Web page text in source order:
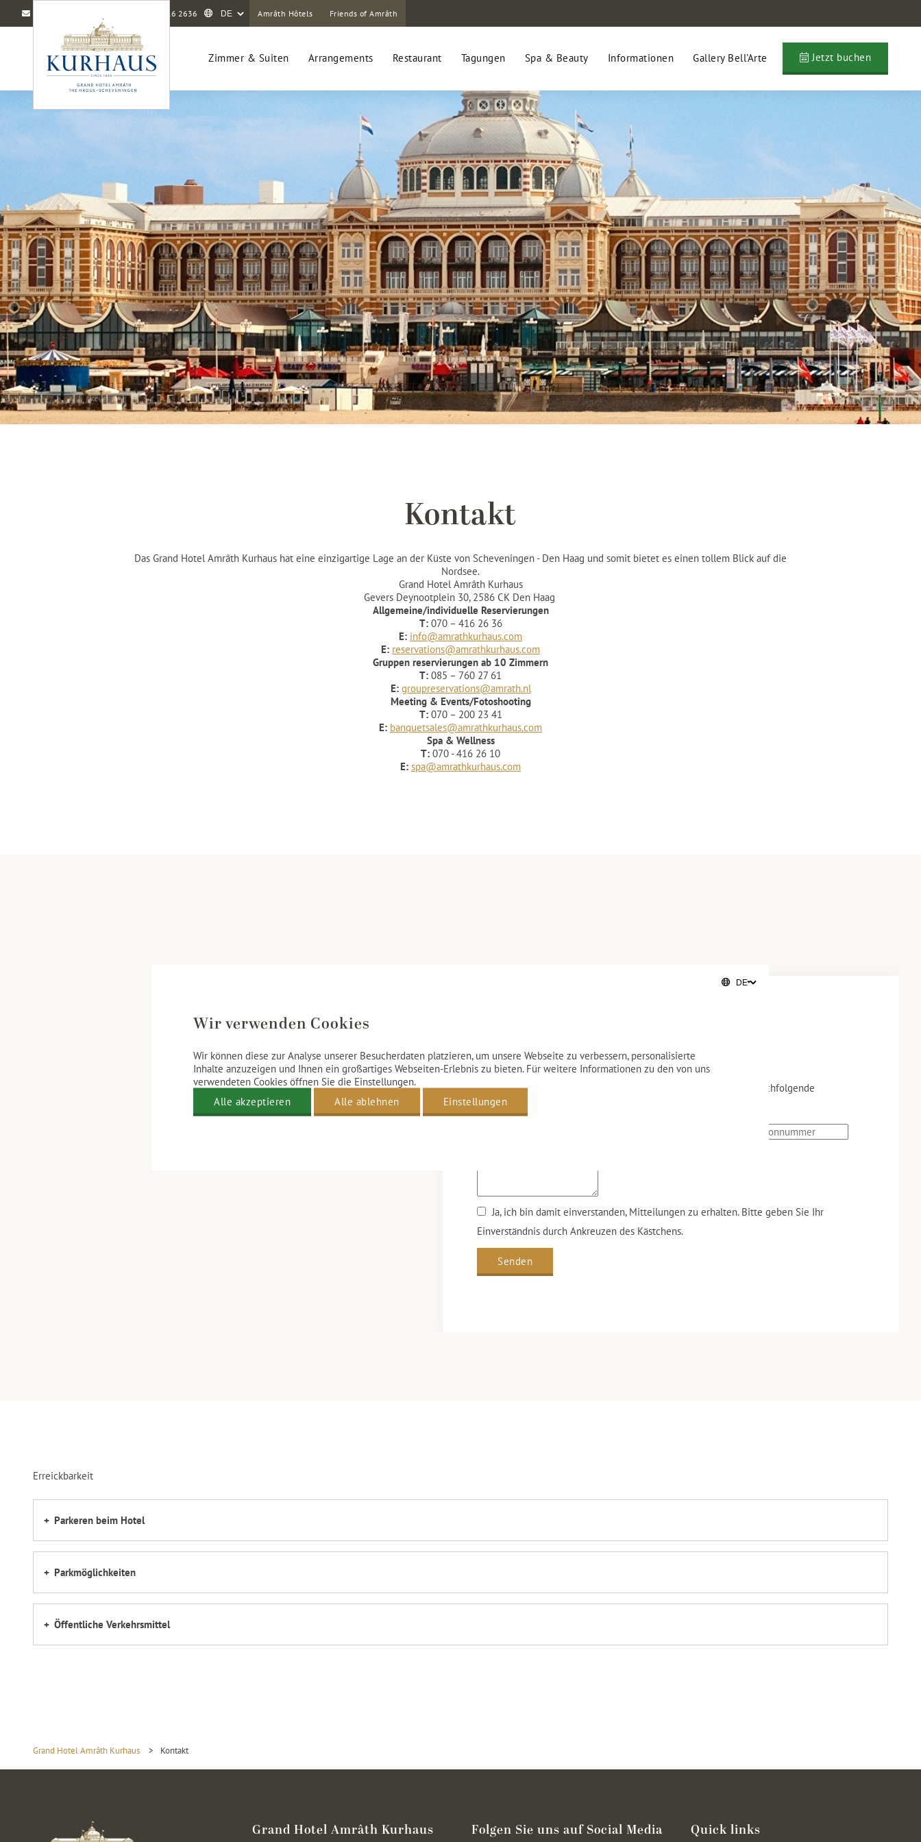
+31 70 416 2636 Amrâth Hôtels Friends of Amrâth
Jetzt buchen
Zimmer & Suiten Arrangements Restaurant Tagungen Spa & Beauty Informationen Gallery Bell'Arte
Kontakt
Das Grand Hotel Amrâth Kurhaus hat eine einzigartige Lage an der Küste von Scheveningen - Den Haag und somit bietet es einen tollem Blick auf die
Nordsee.
Grand Hotel Amrâth Kurhaus
Gevers Deynootplein 30, 2586 CK Den Haag
Allgemeine/individuelle Reservierungen
T: 070 – 416 26 36
E: info@amrathkurhaus.com
E: reservations@amrathkurhaus.com
Gruppen reservierungen ab 10 Zimmern
T: 085 – 760 27 61
E: groupreservations@amrath.nl
Meeting & Events/Fotoshooting
T:070 – 200 23 41
E: banquetsales@amrathkurhaus.com
Spa & Wellness
T: 070 - 416 26 10
E: spa@amrathkurhaus.com
Kontaktformular
Wenn Sie eine Frage oder auch Bitte haben, füllen Sie bitte das nachfolgende
Kontaktformular aus. Wir helfen Ihnen gerne weiter.
Ja, ich bin damit einverstanden, Mitteilungen zu erhalten. Bitte geben Sie Ihr
Einverständnis durch Ankreuzen des Kästchens.
Erreickbarkeit
Parkeren beim Hotel
Parkmöglichkeiten
Öffentliche Verkehrsmittel
Grand Hotel Amrâth Kurhaus > Kontakt
Grand Hotel Amrâth Kurhaus Folgen Sie uns auf Social Media Quick links
Wir verwenden Cookies
Wir können diese zur Analyse unserer Besucherdaten platzieren, um unsere Webseite zu verbessern, personalisierte
Inhalte anzuzeigen und Ihnen ein großartiges Webseiten-Erlebnis zu bieten. Für weitere Informationen zu den von uns
verwendeten Cookies öffnen Sie die Einstellungen.
Alle akzeptieren
Alle ablehnen Einstellungen